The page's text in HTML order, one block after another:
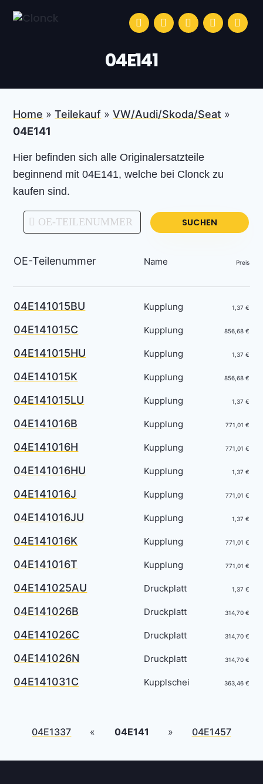
Zur Hauptnavigation springen
Skip to main content
Zur Fußzeile springen
Die App für deine professionelle Autoreparatur
facebookinstagram
linkedinyoutube
tiktok
04E141
Home »Teilekauf »VW/Audi/Skoda/Seat »
04E141
Hier befinden sich alle Originalersatzteile
beginnend mit 04E141, welche bei Clonck zu
kaufen sind.
SUCHEN
OE-Teilenummer Name Preis
04E141015BU Kupplung 1,37 €
04E141015C Kupplung 856,68 €
04E141015HU Kupplung 1,37 €
04E141015K Kupplung 856,68 €
04E141015LU Kupplung 1,37 €
04E141016B Kupplung 771,01 €
04E141016H Kupplung 771,01 €
04E141016HU Kupplung 1,37 €
04E141016J Kupplung 771,01 €
04E141016JU Kupplung 1,37 €
04E141016K Kupplung 771,01 €
04E141016T Kupplung 771,01 €
04E141025AU Druckplatt 1,37 €
04E141026B Druckplatt 314,70 €
04E141026C Druckplatt 314,70 €
04E141026N Druckplatt 314,70 €
04E141031C Kupplschei 363,46 €
04E1337 « 04E141 » 04E1457